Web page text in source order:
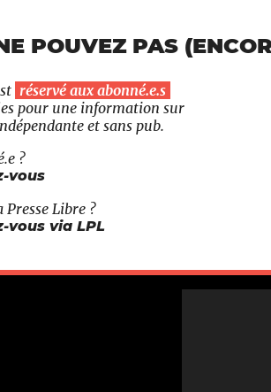
POUVEZ PAS
réservé aux abonné.e.s
pour une information sur
et sans pub.
?
vous
Presse Libre ?
vous via LPL